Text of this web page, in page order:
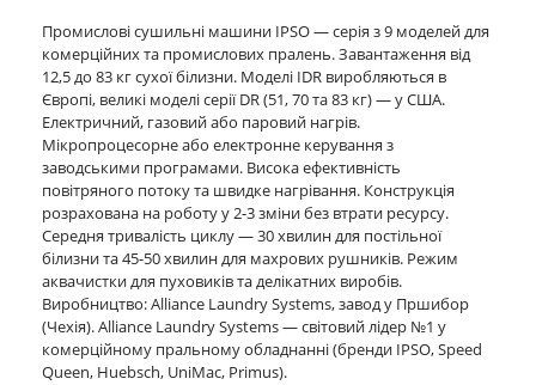
Промислові сушильні машини IPSO — серія з 9 моделей для
комерційних та промислових пралень. Завантаження від
12,5 до 83 кг сухої білизни. Моделі IDR виробляються в
Європі, великі моделі серії DR (51, 70 та 83 кг) — у США.
Електричний, газовий або паровий нагрів.
Мікропроцесорне або електронне керування з
заводськими програмами. Висока ефективність
повітряного потоку та швидке нагрівання. Конструкція
розрахована на роботу у 2-3 зміни без втрати ресурсу.
Середня тривалість циклу — 30 хвилин для постільної
білизни та 45-50 хвилин для махрових рушників. Режим
аквачистки для пуховиків та делікатних виробів.
Виробництво: Alliance Laundry Systems, завод у Пршибор
(Чехія). Alliance Laundry Systems — світовий лідер №1 у
комерційному пральному обладнанні (бренди IPSO, Speed
Queen, Huebsch, UniMac, Primus).